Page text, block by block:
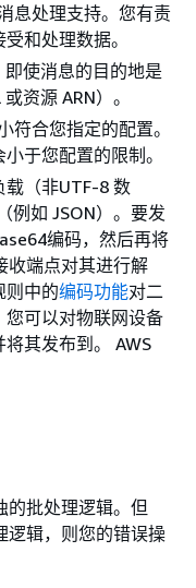
息处理支持。您有责
和处理数据。
使消息的目的地是
资源 ARN）。
符合您指定的配置。
于您配置的限制。
载（非UTF-8 数
例如 JSON）。要发
编码，然后再将
收端点对其进行解
则中的编码功能对二
可以对物联网设备
其发布到。 AWS
的批处理逻辑。但
逻辑，则您的错误操